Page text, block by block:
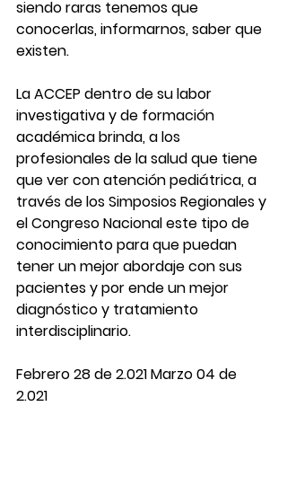
siendo raras tenemos que
conocerlas, informarnos, saber que
existen.
La ACCEP dentro de su labor
investigativa y de formación
académica brinda, a los
profesionales de la salud que tiene
que ver con atención pediátrica, a
través de los Simposios Regionales y
el Congreso Nacional este tipo de
conocimiento para que puedan
tener un mejor abordaje con sus
pacientes y por ende un mejor
diagnóstico y tratamiento
interdisciplinario.
Febrero 28 de 2.021 Marzo 04 de
2.021